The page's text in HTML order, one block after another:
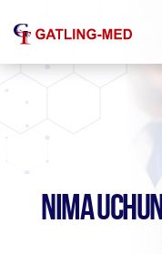
NIMA